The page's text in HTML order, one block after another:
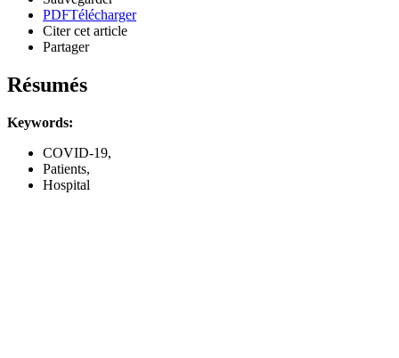
PDFTélécharger
Citer cet article
Partager
Résumés
Keywords:
COVID-19,
Patients,
Hospital